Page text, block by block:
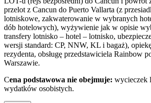
przelot z Cancun do Puerto Vallarta (z
lotniskowe, zakwaterowanie w wybranych
dób hotelowych), wyżywienie jak w opisie
transfery lotnisko – hotel – lotnisko,
wersji standard: CP, NNW, KL i bagaż),
rezydenta, obsługę przedstawiciela Rainbow
Warszawie.
Cena podstawowa nie obejmuje: wycieczek
wydatków osobistych.